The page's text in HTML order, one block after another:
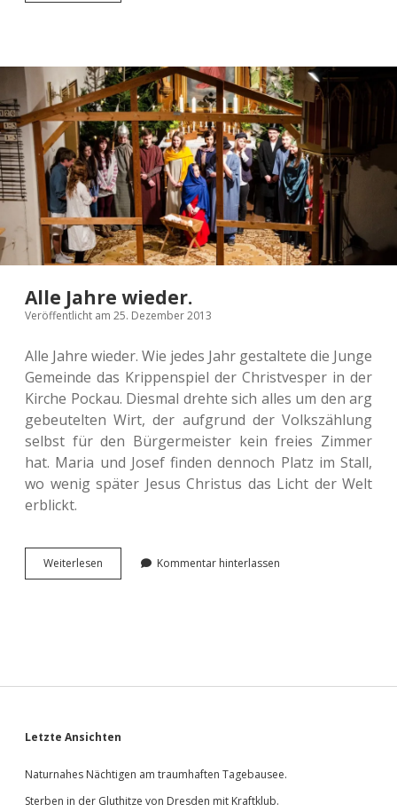
Alle Jahre wieder.
Veröffentlicht am 25. Dezember 2013
Alle Jahre wieder. Wie jedes Jahr gestal­te­te die Junge
Gemein­de das Krip­pen­spiel der Christ­ves­per in der
Kirche Pockau. Dies­mal drehte sich alles um den arg
gebeu­tel­ten Wirt, der auf­grund der Volks­zäh­lung
selbst für den Bür­ger­meis­ter kein freies Zimmer
hat. Maria und Josef finden den­noch Platz im Stall,
wo wenig später Jesus Chris­tus das Licht der Welt
erblickt.
Wei­ter­le­sen
Jahre
Kommentar hinterlassen
Sidebar
Letzte Ansichten
Naturnahes Nächtigen am traumhaften Tagebausee.
Sterben in der Gluthitze von Dresden mit Kraftklub.